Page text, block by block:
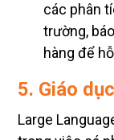
các phân
trường,
hàng để
5. Giáo
Large